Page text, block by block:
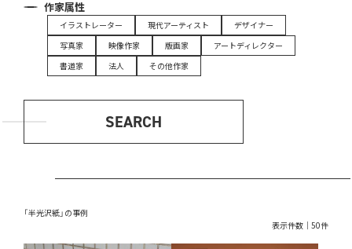
作家属性
イラストレーター 現代アーティスト
デザイナー
写真家
映像作家 版画家
アートディレクター
書道家
法人 その他作家
SEARCH
「半光沢紙」の事例
表示件数｜50件